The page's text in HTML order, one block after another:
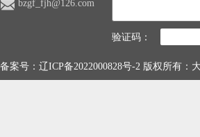
bzgf_fjh@126.com
验证码：
备案号： 辽ICP备2022000828号-2 版权所有：